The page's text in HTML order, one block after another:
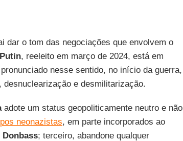
dar o tom das negociações que envolvem o
, reeleito em março de 2024, está em
nesse sentido, no início da guerra,
e desmilitarização.
adote um status geopoliticamente neutro e não
neonazistas, em parte incorporados ao
Donbass; terceiro, abandone qualquer